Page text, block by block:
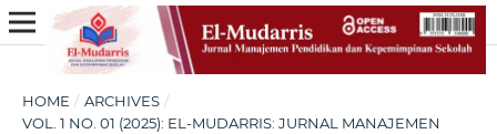
HOME / ARCHIVES /
VOL. 1 NO. 01 (2025): EL-MUDARRIS: JURNAL MANAJEMEN